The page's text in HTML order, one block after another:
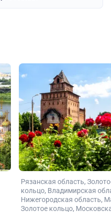
Рязанская область
кольцо Владимирская
Нижегородская область
Золотое кольцо